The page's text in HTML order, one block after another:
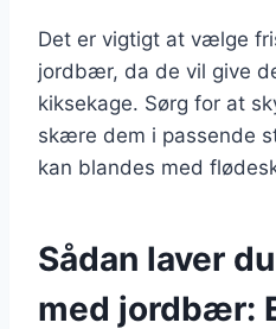
Det er vigtigt at vælge
jordbær, da de vil give
kiksekage. Sørg for at
skære dem i passende
kan blandes med
Sådan laver
med jordbær: